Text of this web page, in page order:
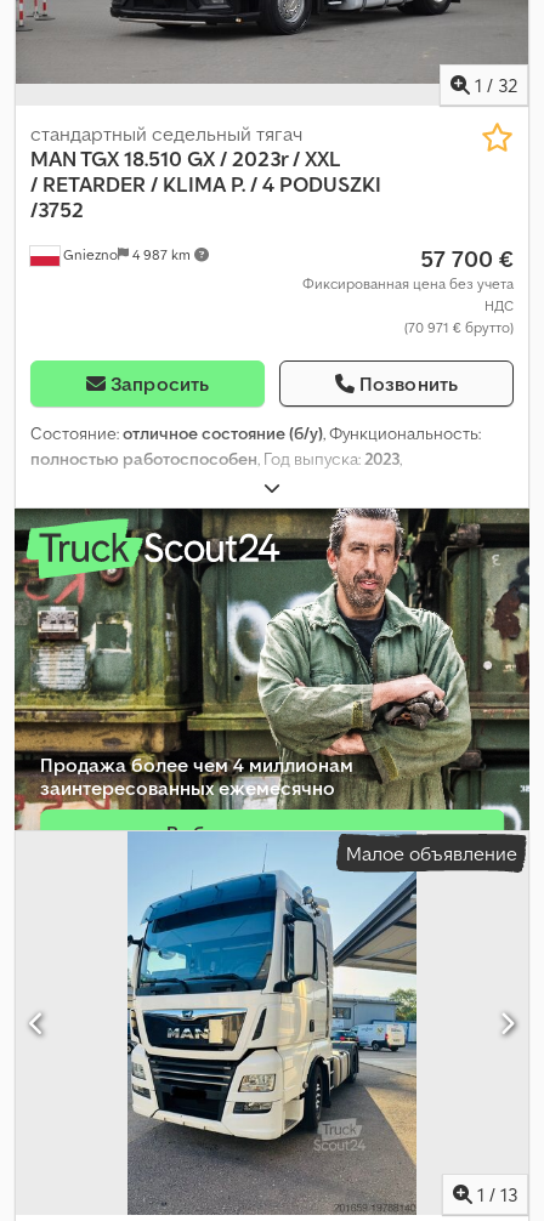
1 / 32
Gniezno 4 987 km
стандартный седельный тягач
MAN TGX 18.510 GX / 2023r / XXL
/ RETARDER / KLIMA P. / 4 PODUSZKI
/3752
57 700 €
Фиксированная цена без учета
НДС
(70 971 € брутто)
Запросить Позвонить
Состояние:отличное состояние (б/у), Функциональность:
полностью работоспособен, Год выпуска:2023,
Продажа более чем 4 миллионам
заинтересованных ежемесячно
Выбрать пакет дилера
Создать отдельное объявление
Малое объявление
1 / 13